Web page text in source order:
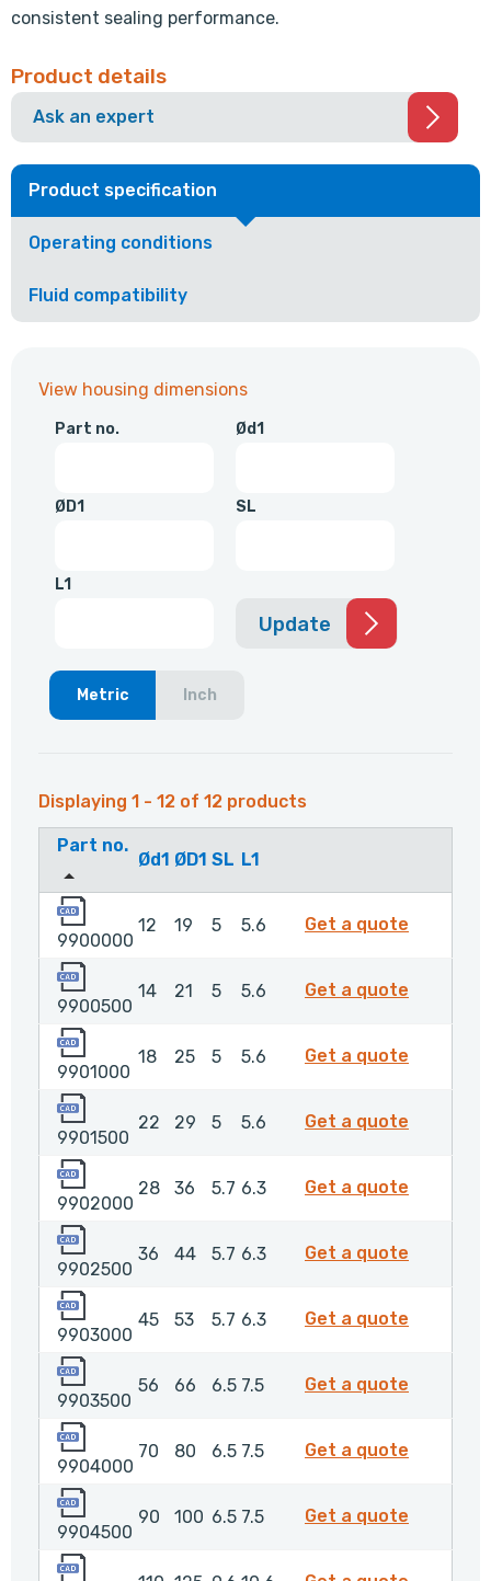
consistent sealing performance.
Product details
Ask an expert
Product specification
Operating conditions
Fluid compatibility
View housing dimensions
Part no. Ød1
ØD1 SL
L1
Update
Metric Inch
Displaying 1 - 12 of 12 products
Part no.
Ød1 ØD1 SL L1
9900000
12 19 5 5.6 Get a quote
9900500
14 21 5 5.6 Get a quote
9901000
18 25 5 5.6 Get a quote
9901500
22 29 5 5.6 Get a quote
9902000
28 36 5.7 6.3 Get a quote
9902500
36 44 5.7 6.3 Get a quote
9903000
45 53 5.7 6.3 Get a quote
9903500
56 66 6.5 7.5 Get a quote
9904000
70 80 6.5 7.5 Get a quote
9904500
90 100 6.5 7.5 Get a quote